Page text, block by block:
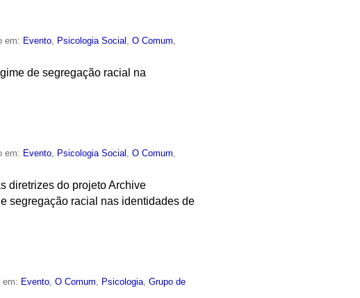
em: Evento, Psicologia Social ,O Comum,
de segregação racial na
em: Evento, Psicologia Social ,O Comum,
diretrizes do projeto Archive
segregação racial nas identidades de
Evento ,O Comum Psicologia ,Grupo de